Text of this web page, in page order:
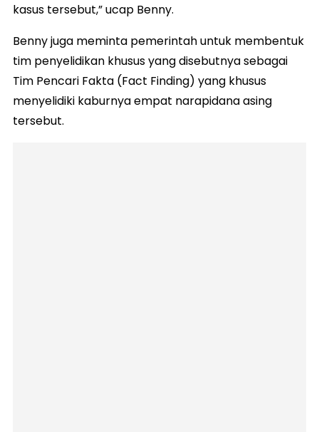
kasus tersebut,” ucap Benny.
Benny juga meminta pemerintah untuk membentuk
tim penyelidikan khusus yang disebutnya sebagai
Tim Pencari Fakta (Fact Finding) yang khusus
menyelidiki kaburnya empat narapidana asing
tersebut.